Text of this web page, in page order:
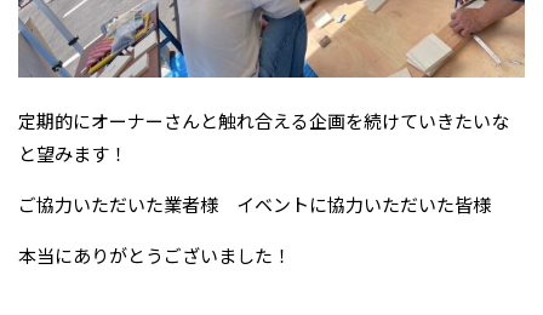
定期的にオーナーさんと触れ合える企画を続けていきたいな
と望みます！
ご協力いただいた業者様 イベントに協力いただいた皆様
本当にありがとうございました！